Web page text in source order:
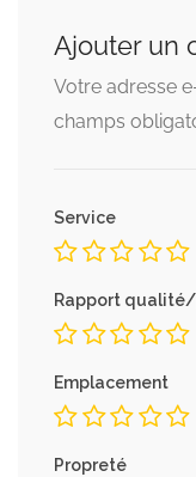
Ajouter un
Votre adresse
champs
Service
Rapport
Emplacement
Propreté